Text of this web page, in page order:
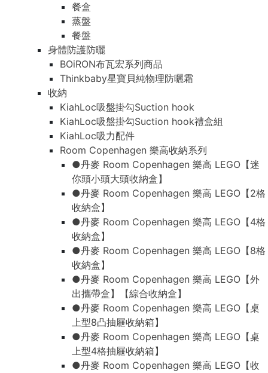
餐盒
蒸盤
餐盤
身體防護防曬
BOiRON布瓦宏系列商品
Thinkbaby星寶貝純物理防曬霜
收納
KiahLoc吸盤掛勾Suction hook
KiahLoc吸盤掛勾Suction hook禮盒組
KiahLoc吸力配件
Room Copenhagen 樂高收納系列
●丹麥 Room Copenhagen 樂高 LEGO【迷
你頭小頭大頭收納盒】
●丹麥 Room Copenhagen 樂高 LEGO【2格
收納盒】
●丹麥 Room Copenhagen 樂高 LEGO【4格
收納盒】
●丹麥 Room Copenhagen 樂高 LEGO【8格
收納盒】
●丹麥 Room Copenhagen 樂高 LEGO【外
出攜帶盒】【綜合收納盒】
●丹麥 Room Copenhagen 樂高 LEGO【桌
上型8凸抽屜收納箱】
●丹麥 Room Copenhagen 樂高 LEGO【桌
上型4格抽屜收納箱】
●丹麥 Room Copenhagen 樂高 LEGO【收